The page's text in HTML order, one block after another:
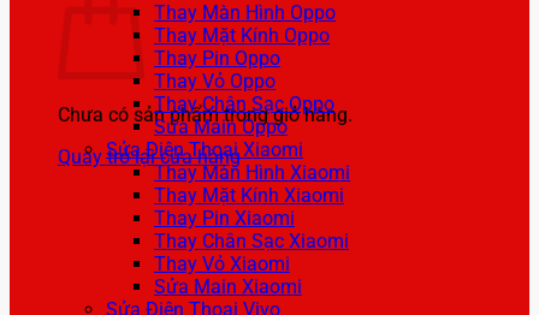
Chưa có sản phẩm trong giỏ hàng.
Quay trở lại cửa hàng
Thay Màn Hình Oppo
Thay Mặt Kính Oppo
Thay Pin Oppo
Thay Vỏ Oppo
Thay Chân Sạc Oppo
Sửa Main Oppo
Sửa Điện Thoại Xiaomi
Thay Màn Hình Xiaomi
Thay Mặt Kính Xiaomi
Thay Pin Xiaomi
Thay Chân Sạc Xiaomi
Thay Vỏ Xiaomi
Sửa Main Xiaomi
Sửa Điện Thoại Vivo